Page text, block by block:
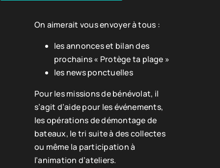
On aimerait vous envoyer à tous :
les annonces et bilan des
prochains « Protège ta plage »
les news ponctuelles
Pour les missions de bénévolat, il
s’agit d’aide pour les événements,
les opérations de démontage de
bateaux, le tri suite à des collectes
ou même la participation à
l’animation d’ateliers.